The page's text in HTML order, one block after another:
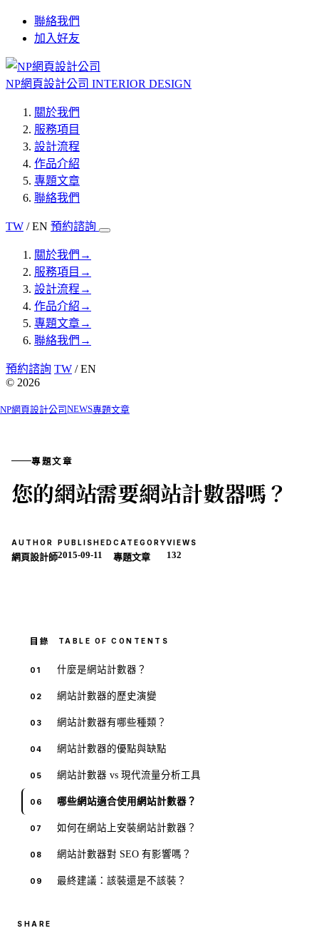
聯絡我們
加入好友
NP網頁設計公司 INTERIOR DESIGN
關於我們
服務項目
設計流程
作品介紹
專題文章
聯絡我們
TW / EN 預約諮詢
關於我們 →
服務項目 →
設計流程 →
作品介紹 →
專題文章→
聯絡我們 →
預約諮詢 TW / EN
© 2026
NP網頁設計公司NEWS專題文章
專題文章
您的網站需要網站計數器嗎？
AUTHOR
網頁設計師
PUBLISHED
2015-09-11
CATEGORY
專題文章
VIEWS
132
TABLE OF CONTENTS
什麼是網站計數器？
網站計數器的歷史演變
網站計數器有哪些種類？
網站計數器的優點與缺點
網站計數器 vs 現代流量分析工具
哪些網站適合使用網站計數器？
如何在網站上安裝網站計數器？
網站計數器對 SEO 有影響嗎？
最終建議：該裝還是不該裝？
SHARE